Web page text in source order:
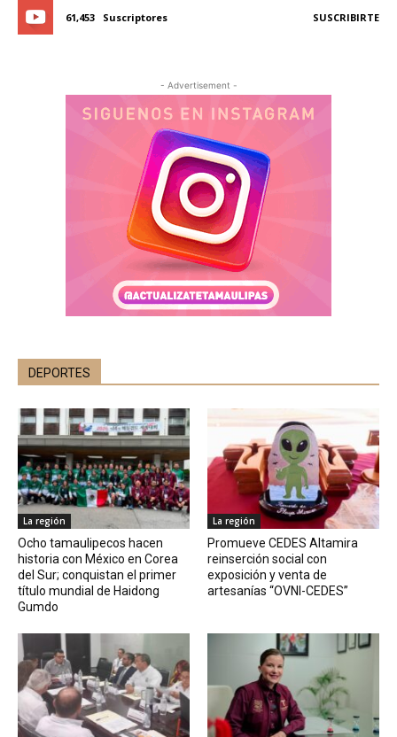
61,453 Suscriptores SUSCRIBIRTE
- Advertisement -
DEPORTES
La región
Ocho tamaulipecos hacen
historia con México en Corea
del Sur; conquistan el primer
título mundial de Haidong
Gumdo
La región
Promueve CEDES Altamira
reinserción social con
exposición y venta de
artesanías “OVNI-CEDES”